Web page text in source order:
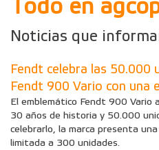
Todo en
Noticias que
Fendt celebra las 50.000
Fendt 900 Vario con una
El emblemático Fendt 900 Vario
30 años de historia y 50.000
celebrarlo, la marca presenta
limitada a 300 unidades.